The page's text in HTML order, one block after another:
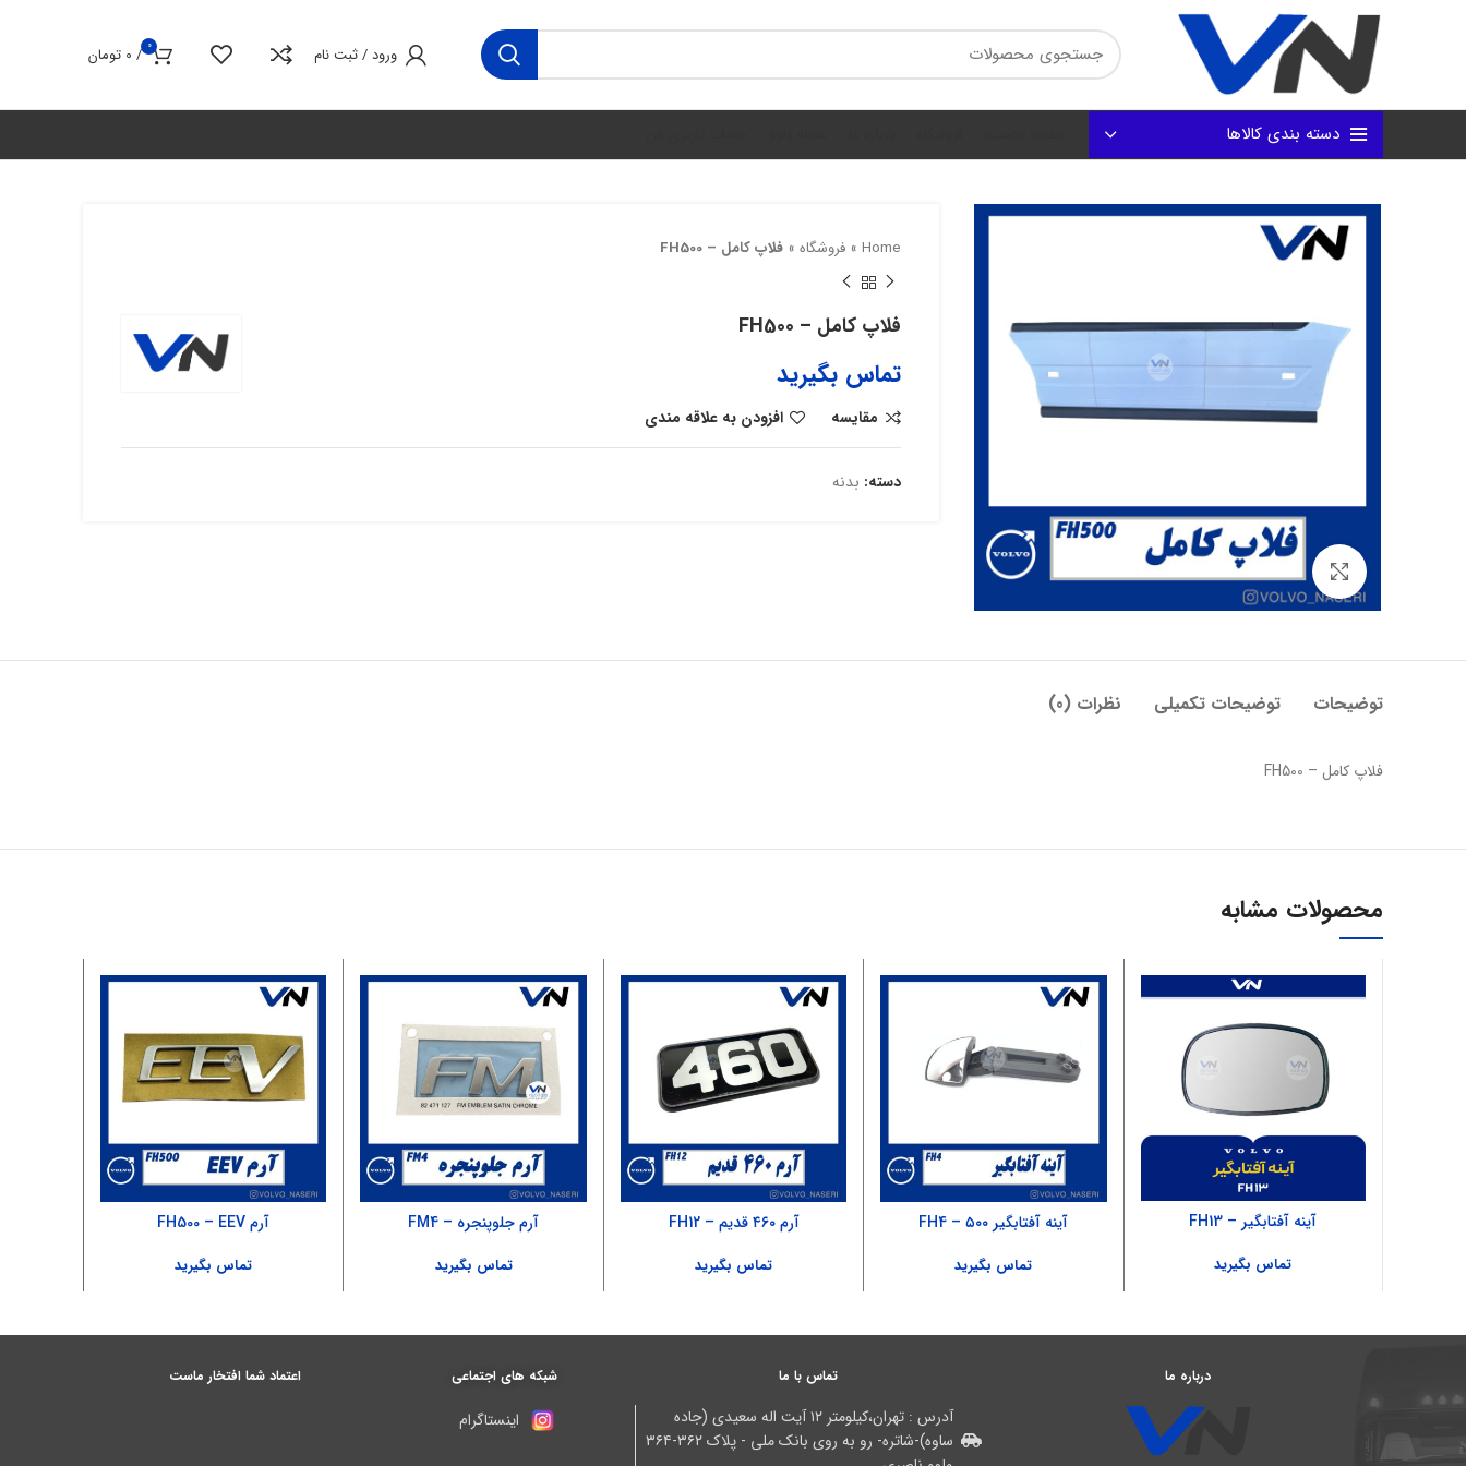
ورود / ثبت نام 0
/
0 تومان
دسته بندی کالاها
بزرگنمایی تصویر
Home
»فروشگاه »فلاپ کامل – FH500
فلاپ کامل – FH500
تماس بگیرید
مقایسه افزودن به علاقه مندی
دسته: بدنه
توضیحات توضیحات تکمیلی نظرات (0)
فلاپ کامل – FH500
محصولات مشابه
آینه آفتابگیر – FH13
تماس بگیرید
آینه آفتابگیر ۵۰۰ – FH4
تماس بگیرید
آرم ۴۶۰ قدیم – FH12
تماس بگیرید
آرم جلوپنجره – FM4
تماس بگیرید
آرم FH500 – EEV
تماس بگیرید
درباره ما تماس با ما
آدرس : تهران،کیلومتر ۱۲ آیت اله سعیدی (جاده
ساوه)-شاتره- رو به روی بانک ملی - پلاک ۳۶۲-۳۶۴
شبکه های اجتماعی
اینستاگرام
اعتماد شما افتخار ماست